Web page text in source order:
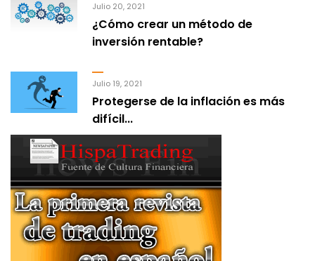
Julio 20, 2021
¿Cómo crear un método de
inversión rentable?
Julio 19, 2021
Protegerse de la inflación es más
difícil...